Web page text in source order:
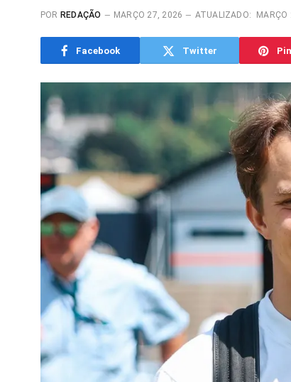
POR REDAÇÃO MARÇO 27, 2026 ATUALIZADO:
Facebook Twitter